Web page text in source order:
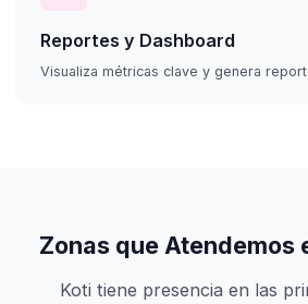
Reportes y Dashboard
Visualiza métricas clave y genera
Zonas que Atendemos
Koti tiene presencia en las